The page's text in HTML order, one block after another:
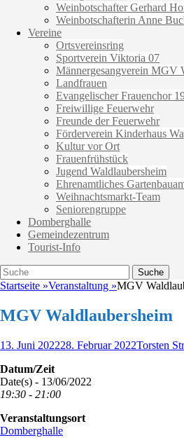
Weinbotschafter Gerhard
Weinbotschafterin Anne
Vereine
Ortsvereinsring
Sportverein Viktoria 07
Männergesangverein MGV
Landfrauen
Evangelischer Frauenchor
Freiwillige Feuerwehr
Freunde der Feuerwehr
Förderverein Kinderhaus
Kultur vor Ort
Frauenfrühstück
Jugend Waldlaubersheim
Ehrenamtliches
Weihnachtsmarkt-Team
Seniorengruppe
Domberghalle
Gemeindezentrum
Tourist-Info
Suche
Suche
nach:
Startseite »Veranstaltung »MGV
MGV Waldlaubersheim
Veröffentlicht
13. Juni 202228. Februar 2022Autor
Torsten
Datum/Zeit
Date(s) - 13/06/2022
19:30 - 21:00
Veranstaltungsort
Domberghalle